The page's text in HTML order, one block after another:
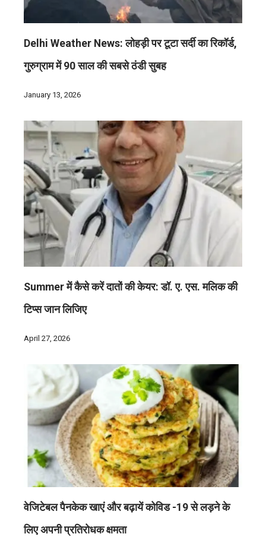
Delhi Weather News: लोहड़ी पर टूटा सर्दी का रिकॉर्ड,
गुरुग्राम में 90 साल की सबसे ठंडी सुबह
January 13, 2026
Summer में कैसे करें दातों की केयर: डॉ. ए. एस. मलिक की
टिप्स जान लिजिए
April 27, 2026
वेजिटेबल पैनकेक खाएं और बढ़ायें कोविड -19 से लड़ने के
लिए अपनी प्रतिरोधक क्षमता